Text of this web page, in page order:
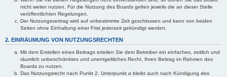
nicht weiter nutzen. Für die Nutzung des Boards gelten jeweils die an dieser Stelle
veröffentlichten Regelungen.
Der Nutzungsvertrag wird auf unbestimmte Zeit geschlossen und kann von beiden
Seiten ohne Einhaltung einer Frist jederzeit gekündigt werden.
2. EINRÄUMUNG VON NUTZUNGSRECHTEN
Mit dem Erstellen eines Beitrags erteilen Sie dem Betreiber ein einfaches, zeitlich und
räumlich unbeschränktes und unentgeltliches Recht, Ihren Beitrag im Rahmen des
Boards zu nutzen.
Das Nutzungsrecht nach Punkt 2, Unterpunkt a bleibt auch nach Kündigung des